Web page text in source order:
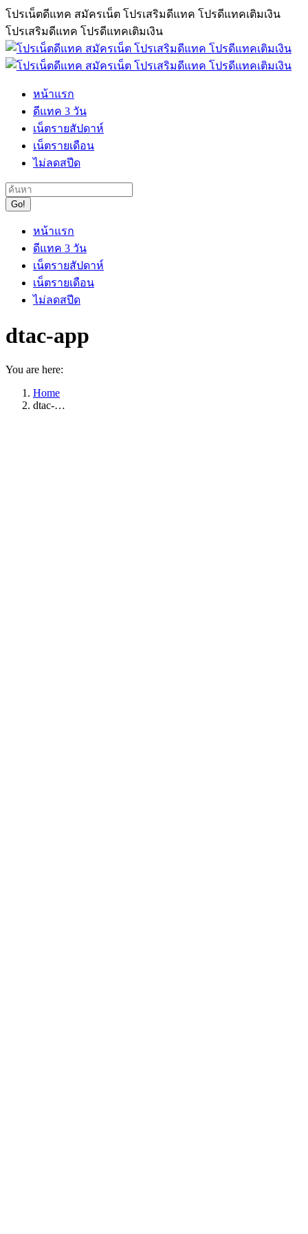
Skip
to
content
โปรเน็ตดีแทค สมัครเน็ต โปรเสริมดีแทค โปรดีแทคเติมเงิน
โปรเสริมดีแทค โปรดีแทคเติมเงิน
หน้าแรก
ดีแทค 3 วัน
เน็ตรายสัปดาห์
เน็ตรายเดือน
ไม่ลดสปีด
Search:
หน้าแรก
ดีแทค 3 วัน
เน็ตรายสัปดาห์
เน็ตรายเดือน
ไม่ลดสปีด
dtac-app
You are here:
Home
dtac-…